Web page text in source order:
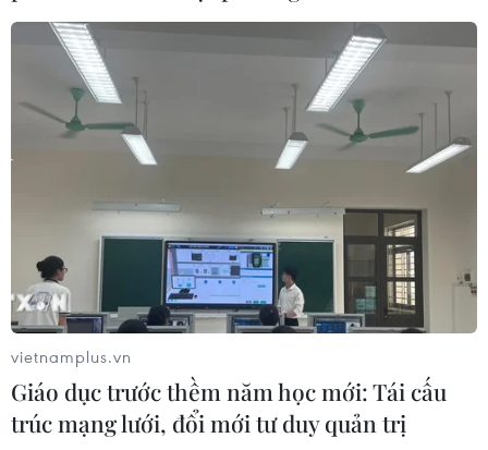
07/08/2026 08:52
Australia đề cao hợp tác với Việt Nam
vì hòa bình, ổn định và thịnh vượng
Cựu Đại sứ Australia: Tầm nhìn hợp
tác mới cho quan hệ Việt Nam-
Australia
07/08/2026 05:00
Hãng hàng không Air Premia của
vietnamplus.vn
Giáo dục trước thềm năm học mới: Tái cấu
trúc mạng lưới, đổi mới tư duy quản trị